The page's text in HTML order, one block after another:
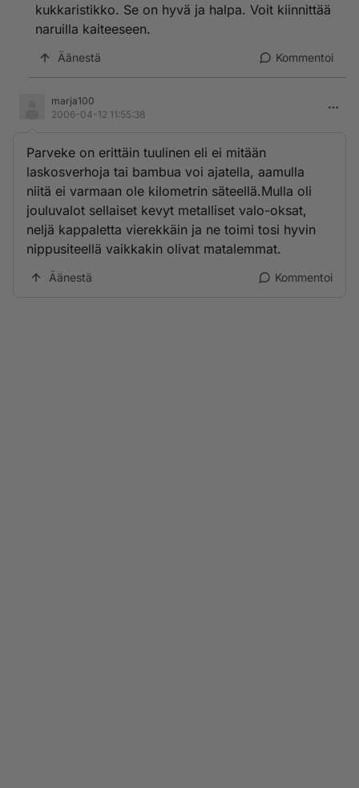
kukkaristikko. Se on hyvä ja halpa. Voit kiinnittää
naruilla kaiteeseen.
Äänestä Kommentoi
marja100
2006-04-12 11:55:38
Parveke on erittäin tuulinen eli ei mitään
laskosverhoja tai bambua voi ajatella, aamulla
niitä ei varmaan ole kilometrin säteellä.Mulla oli
jouluvalot sellaiset kevyt metalliset valo-oksat,
neljä kappaletta vierekkäin ja ne toimi tosi hyvin
nippusiteellä vaikkakin olivat matalemmat.
Äänestä Kommentoi